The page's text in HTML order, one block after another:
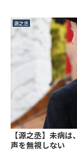
源之丞
【源之丞】未病
声を無視しない